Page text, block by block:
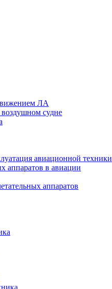
ЛА
судне
авиационной техники
аппаратов в авиации
аппаратов